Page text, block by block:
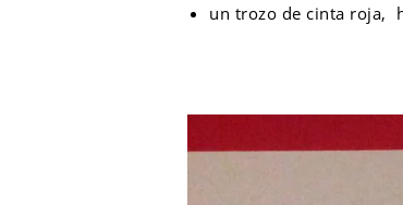
un trozo de cinta roja,